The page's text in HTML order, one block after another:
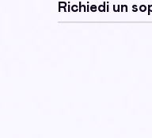
Richiedi un